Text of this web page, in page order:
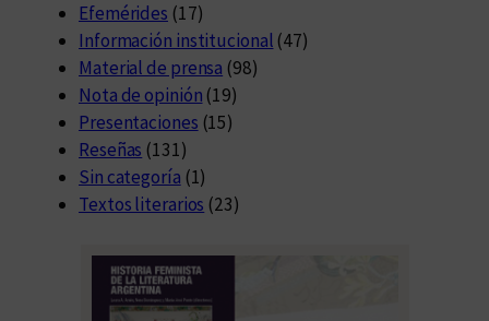
Efemérides (17)
Información institucional (47)
Material de prensa (98)
Nota de opinión (19)
Presentaciones (15)
Reseñas (131)
Sin categoría (1)
Textos literarios (23)